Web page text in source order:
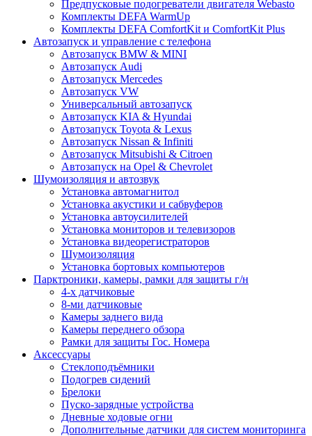
Предпусковые подогреватели двигателя Webasto
Комплекты DEFA WarmUp
Комплекты DEFA ComfortKit и ComfortKit Plus
Автозапуск и управление с телефона
Автозапуск BMW & MINI
Автозапуск Audi
Автозапуск Mercedes
Автозапуск VW
Универсальный автозапуск
Автозапуск KIA & Hyundai
Автозапуск Toyota & Lexus
Автозапуск Nissan & Infiniti
Автозапуск Mitsubishi & Citroen
Автозапуск на Opel & Chevrolet
Шумоизоляция и автозвук
Установка автомагнитол
Установка акустики и сабвуферов
Установка автоусилителей
Установка мониторов и телевизоров
Установка видеорегистраторов
Шумоизоляция
Установка бортовых компьютеров
Парктроники, камеры, рамки для защиты г/н
4-х датчиковые
8-ми датчиковые
Камеры заднего вида
Камеры переднего обзора
Рамки для защиты Гос. Номера
Аксессуары
Стеклоподъёмники
Подогрев сидений
Брелоки
Пуско-зарядные устройства
Дневные ходовые огни
Дополнительные датчики для систем мониторинга